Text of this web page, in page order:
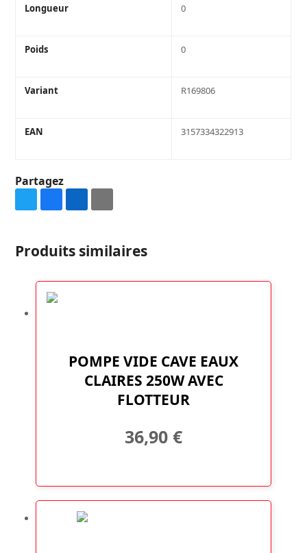
Longueur 0
Poids 0
Variant R169806
EAN 3157334322913
Partagez
Share
Twitter
Share
Facebook
Share
LinkedIn
Share
Email
Produits similaires
POMPE VIDE CAVE EAUX
CLAIRES 250W AVEC
FLOTTEUR
36,90 €